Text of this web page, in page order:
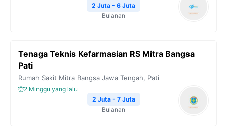
2 Juta - 6 Juta
Bulanan
Tenaga Teknis Kefarmasian RS Mitra Bangsa
Pati
Rumah Sakit Mitra Bangsa Jawa Tengah, Pati
2 Minggu yang lalu
2 Juta - 7 Juta
Bulanan